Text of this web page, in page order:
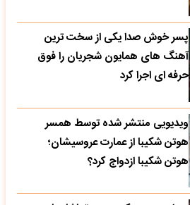
پسر خوش صدا یکی از سخت ترین
آهنگ های همایون شجریان را فوق
حرفه ای اجرا کرد
ویدیویی منتشر شده توسط همسر
هوتن شکیبا از عمارت عروسیشان؛
هوتن شکیبا ازدواج کرد؟